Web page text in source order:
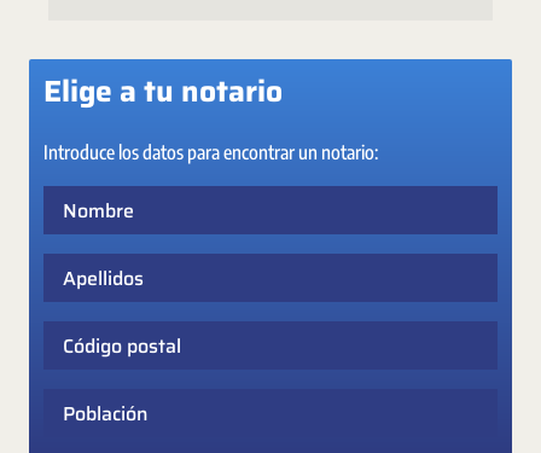
Elige a tu notario
Introduce los datos para encontrar un notario: